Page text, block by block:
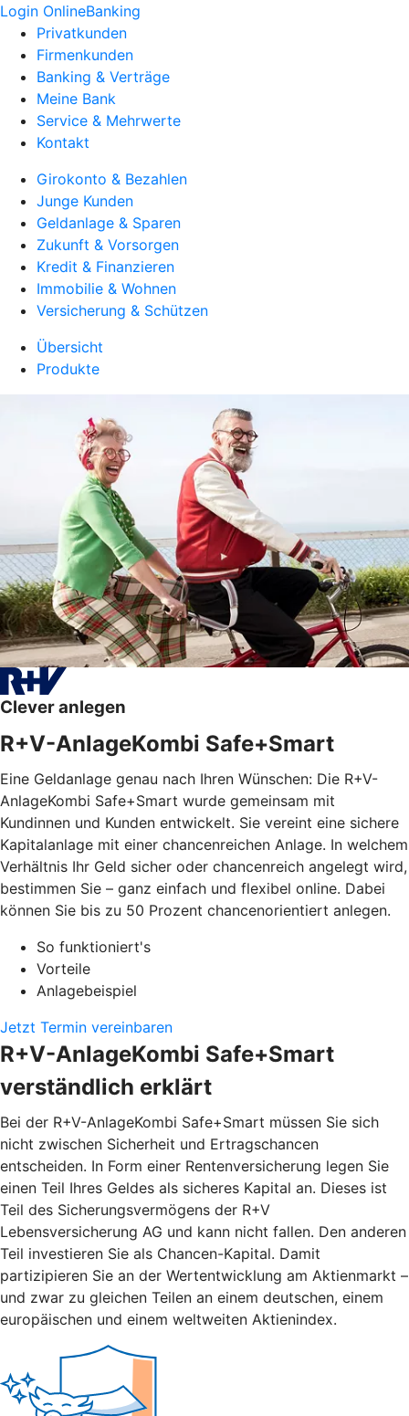
Login OnlineBanking
Privatkunden
Firmenkunden
Banking & Verträge
Meine Bank
Service & Mehrwerte
Kontakt
Girokonto & Bezahlen
Junge Kunden
Geldanlage & Sparen
Zukunft & Vorsorgen
Kredit & Finanzieren
Immobilie & Wohnen
Versicherung & Schützen
Übersicht
Produkte
Clever anlegen
R+V-AnlageKombi Safe+Smart
Eine Geldanlage genau nach Ihren Wünschen: Die R+V-
AnlageKombi Safe+Smart wurde gemeinsam mit
Kundinnen und Kunden entwickelt. Sie vereint eine sichere
Kapitalanlage mit einer chancenreichen Anlage. In welchem
Verhältnis Ihr Geld sicher oder chancenreich angelegt wird,
bestimmen Sie – ganz einfach und flexibel online. Dabei
können Sie bis zu 50 Prozent chancenorientiert anlegen.
So funktioniert's
Vorteile
Anlagebeispiel
Jetzt Termin vereinbaren
R+V-AnlageKombi Safe+Smart
verständlich erklärt
Bei der R+V-AnlageKombi Safe+Smart müssen Sie sich
nicht zwischen Sicherheit und Ertragschancen
entscheiden. In Form einer Rentenversicherung legen Sie
einen Teil Ihres Geldes als sicheres Kapital an. Dieses ist
Teil des Sicherungsvermögens der R+V
Lebensversicherung AG und kann nicht fallen. Den anderen
Teil investieren Sie als Chancen-Kapital. Damit
partizipieren Sie an der Wertentwicklung am Aktienmarkt –
und zwar zu gleichen Teilen an einem deutschen, einem
europäischen und einem weltweiten Aktienindex.